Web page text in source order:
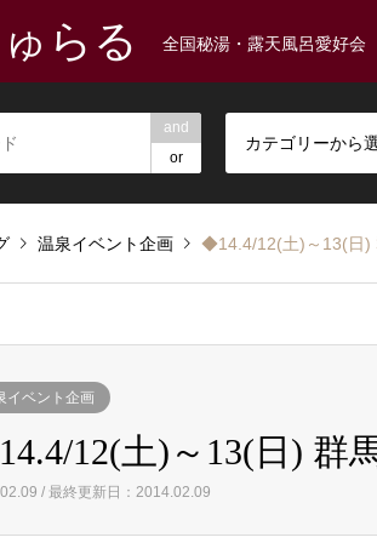
らる 全国秘湯・露天風呂愛好会
and
or
カテゴリーから
温泉イベント企画 ◆14.4/12(土)～13(日)
イベント企画
12(土)～13(日) 群
/ 最終更新日：2014.02.09